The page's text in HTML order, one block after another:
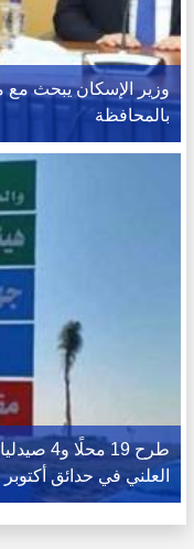
وزير الإسكان يبحث مع
بالمحافظة
العلني في حدائق أكتوبر